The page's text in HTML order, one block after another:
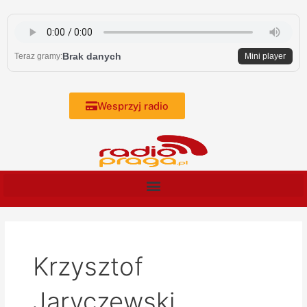
content
Teraz gramy:Brak danych Mini player
Wesprzyj radio
Krzysztof